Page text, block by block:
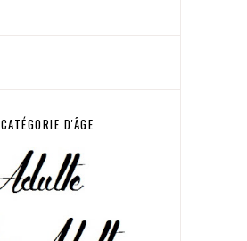
CATÉGORIE D'ÂGE